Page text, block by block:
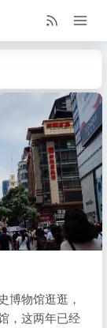
博物馆逛逛，
，这两年已经